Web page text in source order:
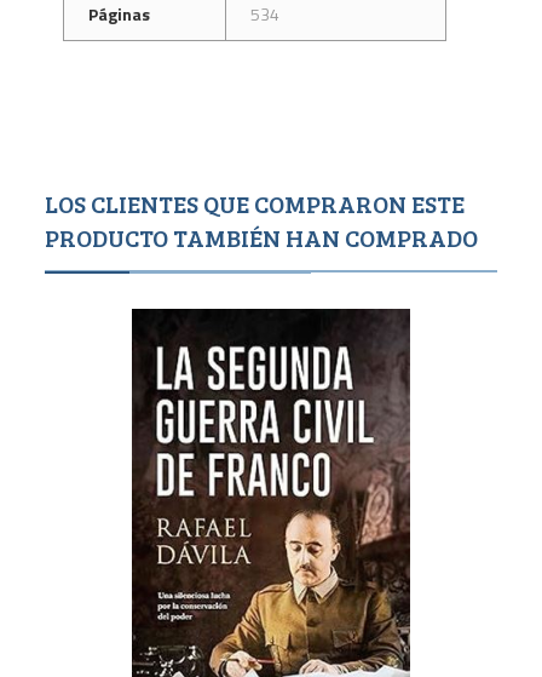
Páginas
534
LOS CLIENTES QUE COMPRARON ESTE
PRODUCTO TAMBIÉN HAN COMPRADO
Agotado